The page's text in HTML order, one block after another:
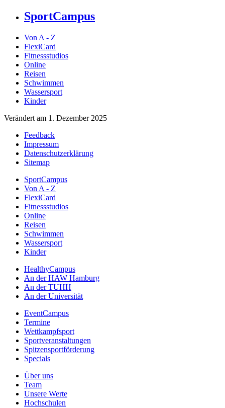
SportCampus
Von A - Z
FlexiCard
Fitnessstudios
Online
Reisen
Schwimmen
Wassersport
Kinder
Verändert am 1. Dezember 2025
Feedback
Impressum
Datenschutzerklärung
Sitemap
SportCampus
Von A - Z
FlexiCard
Fitnessstudios
Online
Reisen
Schwimmen
Wassersport
Kinder
HealthyCampus
An der HAW Hamburg
An der TUHH
An der Universität
EventCampus
Termine
Wettkampfsport
Sportveranstaltungen
Spitzensportförderung
Specials
Über uns
Team
Unsere Werte
Hochschulen